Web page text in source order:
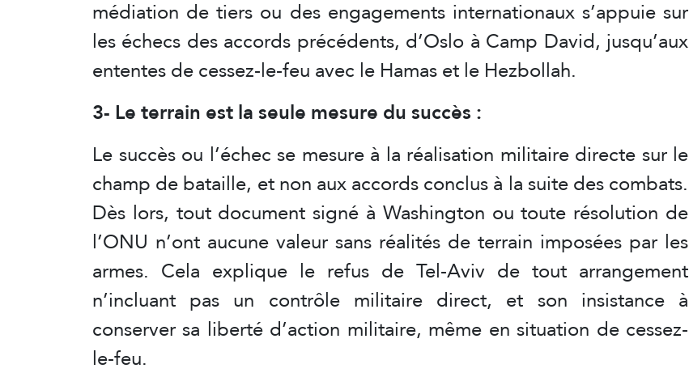
médiation de tiers ou des engagements internationaux s’appuie sur
les échecs des accords précédents, d’Oslo à Camp David, jusqu’aux
ententes de cessez-le-feu avec le Hamas et le Hezbollah.
3- Le terrain est la seule mesure du succès :
Le succès ou l’échec se mesure à la réalisation militaire directe sur le
champ de bataille, et non aux accords conclus à la suite des combats.
Dès lors, tout document signé à Washington ou toute résolution de
l’ONU n’ont aucune valeur sans réalités de terrain imposées par les
armes. Cela explique le refus de Tel-Aviv de tout arrangement
n’incluant pas un contrôle militaire direct, et son insistance à
conserver sa liberté d’action militaire, même en situation de cessez-
le-feu.